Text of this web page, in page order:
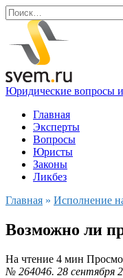
Перейти
к
содержанию
Search
for:
Юридические вопросы
Главная
Эксперты
Вопросы
Юристы
Законы
Ликбез
Главная » Исполнение
Возможно ли
На чтение 4 мин
№ 264046. 28 сентября